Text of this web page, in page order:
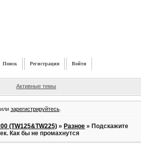
Поиск Регистрация Войти
Активные темы
зарегистрируйтесь.
(TW125&TW225) »Разное »Подскажите
Как бы не промахнутся